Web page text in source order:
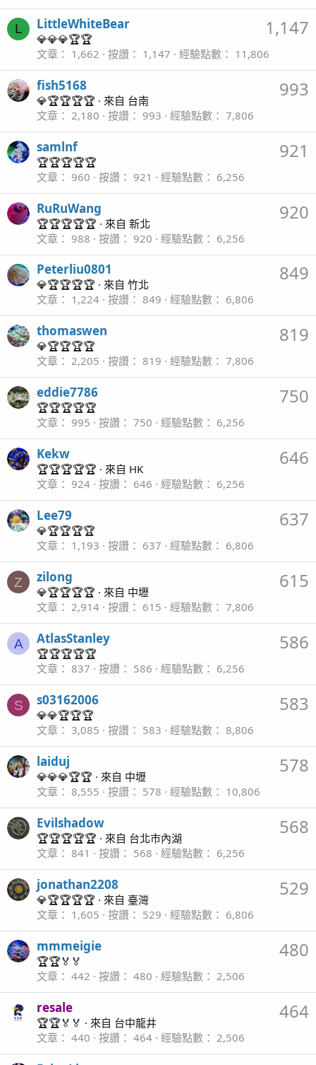
L 1,147
LittleWhiteBear
💎💎💎🏆🏆
文章
1,662 按讚 1,147 經驗點數 11,806
993
fish5168
💎🏆🏆🏆🏆 · 來自 台南
文章
2,180 按讚 993 經驗點數 7,806
921
samlnf
🏆🏆🏆🏆🏆
文章
960 按讚 921 經驗點數 6,256
920
RuRuWang
🏆🏆🏆🏆🏆 · 來自 新北
文章
988 按讚 920 經驗點數 6,256
849
Peterliu0801
💎🏆🏆🏆🏆 · 來自 竹北
文章
1,224 按讚 849 經驗點數 6,806
819
thomaswen
💎🏆🏆🏆🏆
文章
2,205 按讚 819 經驗點數 7,806
750
eddie7786
🏆🏆🏆🏆🏆
文章
995 按讚 750 經驗點數 6,256
646
Kekw
🏆🏆🏆🏆🏆 · 來自 HK
文章
924 按讚 646 經驗點數 6,256
637
Lee79
💎🏆🏆🏆🏆
文章
1,193 按讚 637 經驗點數 6,806
Z 615
zilong
💎🏆🏆🏆🏆 · 來自 中壢
文章
2,914 按讚 615 經驗點數 7,806
A 586
AtlasStanley
🏆🏆🏆🏆🏆
文章
837 按讚 586 經驗點數 6,256
S 583
s03162006
💎💎🏆🏆🏆
文章
3,085 按讚 583 經驗點數 8,806
578
laiduj
💎💎💎🏆🏆 · 來自 中壢
文章
8,555 按讚 578 經驗點數 10,806
568
Evilshadow
🏆🏆🏆🏆🏆 · 來自 台北市內湖
文章
841 按讚 568 經驗點數 6,256
529
jonathan2208
💎🏆🏆🏆🏆 · 來自 臺灣
文章
1,605 按讚 529 經驗點數 6,806
480
mmmeigie
🏆🏆🏅🏅
文章
442 按讚 480 經驗點數 2,506
464
resale
🏆🏆🏅🏅 · 來自 台中龍井
文章
440 按讚 464 經驗點數 2,506